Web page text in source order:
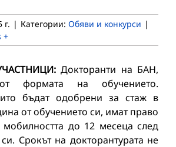
г. | Категории: Обяви и конкурси |
+
Докторанти на БАН,
формата на обучението.
бъдат одобрени за стаж в
от обучението си, имат право
мобилността до 12 месеца след
Срокът на докторантурата не